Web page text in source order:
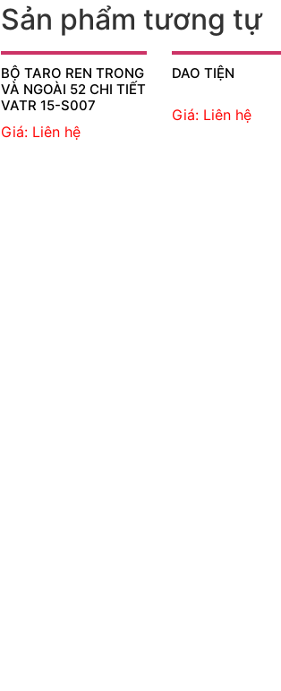
Sản phẩm tương tự
BỘ TARO REN TRONG
VÀ NGOÀI 52 CHI TIẾT
VATR 15-S007
Giá: Liên hệ
DAO TIỆN
Giá: Liên hệ